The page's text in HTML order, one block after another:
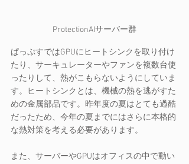
ProtectionAIサーバー群
ぱっぷすではGPUにヒートシンクを取り付け
たり、サーキュレーターやファンを複数台使
ったりして、熱がこもらないようにしていま
す。ヒートシンクとは、機械の熱を逃がすた
めの金属部品です。昨年度の夏はとても過酷
だったため、今年の夏までにはさらに本格的
な熱対策を考える必要があります。
また、サーバーやGPUはオフィスの中で動い